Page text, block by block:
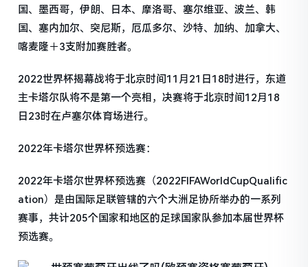
国、墨西哥，伊朗、日本、摩洛哥、塞尔维亚、波兰、韩
国、塞内加尔、突尼斯，厄瓜多尔、沙特、加纳、加拿大、
喀麦隆＋3支附加赛胜者。
2022世界杯揭幕战将于北京时间11月21日18时进行，东道
主卡塔尔队将不是第一个亮相，决赛将于北京时间12月18
日23时在卢塞尔体育场进行。
2022年卡塔尔世界杯预选赛：
2022年卡塔尔世界杯预选赛（2022FIFAWorldCupQualific
ation）是由国际足联管辖的六个大洲足协所举办的一系列
赛事，共计205个国家和地区的足球国家队参加本届世界杯
预选赛。